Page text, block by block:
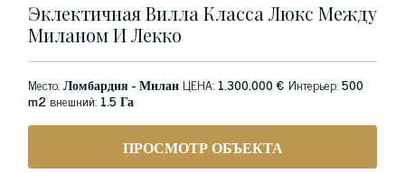
Эклектичная Вилла Класса Люкс Между
Миланом И Лекко
Место:Ломбардия - Милан ЦЕНА: 1.300.000 € Интерьер:500
m2 внешний: 1.5 Га
ПРОСМОТР ОБЪЕКТА